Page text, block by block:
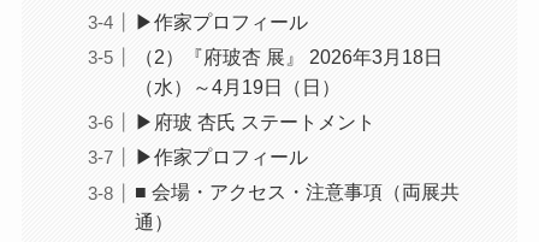
▶作家プロフィール
（2）『府玻杏 展』 2026年3月18日
（水）～4月19日（日）
▶府玻 杏氏 ステートメント
▶作家プロフィール
■ 会場・アクセス・注意事項（両展共
通）